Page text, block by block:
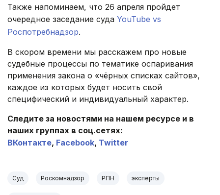
Также напоминаем, что 26 апреля пройдет
очередное заседание суда YouTube vs
Роспотребнадзор.
В скором времени мы расскажем про новые
судебные процессы по тематике оспаривания
применения закона о «чёрных списках сайтов»,
каждое из которых будет носить свой
специфический и индивидуальный характер.
Следите за новостями на нашем ресурсе и в
наших группах в соц.сетях:
ВКонтакте, Facebook, Twitter
Суд Роскомнадзор РПН эксперты